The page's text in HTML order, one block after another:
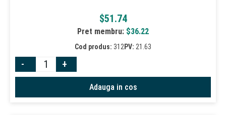
$51.74
Pret membru: $36.22
Cod produs: 312PV: 21.63
- +
Adauga in cos